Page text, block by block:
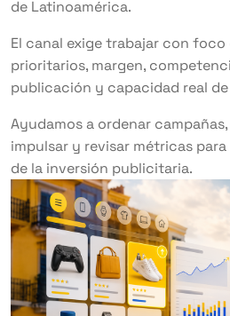
de Latinoamérica.
El canal exige trabajar con
prioritarios, margen,
publicación y capacidad real
Ayudamos a ordenar
impulsar y revisar métricas
de la inversión publicitaria.